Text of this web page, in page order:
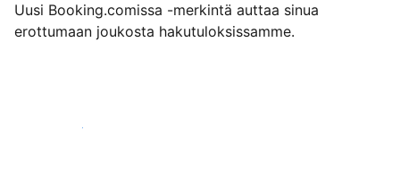
Uusi Booking.comissa -merkintä auttaa sinua
erottumaan joukosta hakutuloksissamme.
Aloita jo tänään